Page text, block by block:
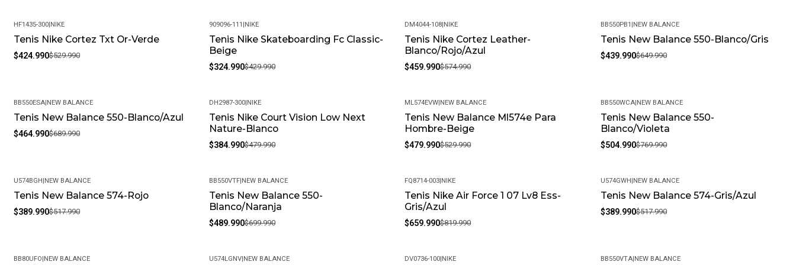
• Peso Del Producto: Ligero, Ideal Para Uso Diario.
-20%
HF1435-300|NIKE
Tenis Nike Cortez Txt Or-Verde
$424.990$529.990
-24%
909096-111 |NIKE
Tenis Nike Skateboarding Fc Classic-
Beige
$324.990$429.990
-20%
DM4044-108|NIKE
Tenis Nike Cortez Leather-
Blanco/Rojo/Azul
$459.990$574.990
-32%
BB550PB1 |NEW BALANCE
Tenis New Balance 550-Blanco/Gris
$439.990$649.990
-33%
BB550ESA|NEW BALANCE
Tenis New Balance 550-Blanco/Azul
$464.990$689.990
-20%
DH2987-300|NIKE
Tenis Nike Court Vision Low Next
Nature-Blanco
$384.990$479.990
-9%
ML574EVW|NEW BALANCE
Tenis New Balance Ml574e Para
Hombre-Beige
$479.990$529.990
-34%
BB550WCA|NEW BALANCE
Tenis New Balance 550-
Blanco/Violeta
$504.990$769.990
-25%
U574BGH|NEW BALANCE
Tenis New Balance 574-Rojo
$389.990$517.990
-30%
BB550VTF|NEW BALANCE
Tenis New Balance 550-
Blanco/Naranja
$489.990$699.990
-20%
FQ8714-003|NIKE
Tenis Nike Air Force 1 07 Lv8 Ess-
Gris/Azul
$659.990$819.990
-25%
U574GWH|NEW BALANCE
Tenis New Balance 574-Gris/Azul
$389.990$517.990
BB80UFO|NEW BALANCE U574LGNV|NEW BALANCE DV0736-100|NIKE BB550VTA|NEW BALANCE